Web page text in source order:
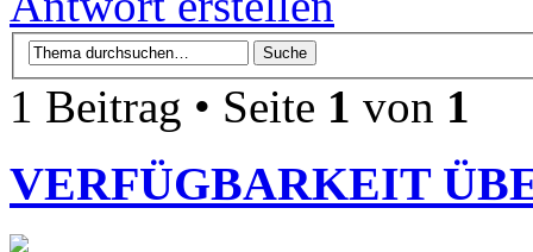
1 Beitrag • Seite 1 von 1
VERFÜGBARKEIT